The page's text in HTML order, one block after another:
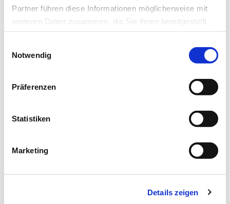
Partner führen diese Informationen möglicherweise mit
weiteren Daten zusammen, die Sie ihnen bereitgestellt
haben oder die sie im Rahmen Ihrer Nutzung der Dienste
Notwendig
Präferenzen
Statistiken
Marketing
Details zeigen
Brustkrebs-Patientinnen